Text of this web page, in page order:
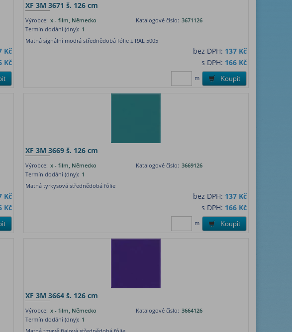
Kč
Kč
XF 3M 3671 š. 126 cm
Výrobce: x - film, Německo Katalogové číslo: 3671126
Termín dodání (dny): 1
Matná signální modrá střednědobá fólie ± RAL 5005
bez DPH: 137 Kč
s DPH: 166 Kč
Koupit
m
Kč
Kč
XF 3M 3669 š. 126 cm
Výrobce: x - film, Německo Katalogové číslo: 3669126
Termín dodání (dny): 1
Matná tyrkysová střednědobá fólie
bez DPH: 137 Kč
s DPH: 166 Kč
Koupit
m
XF 3M 3664 š. 126 cm
Výrobce: x - film, Německo Katalogové číslo: 3664126
Termín dodání (dny): 1